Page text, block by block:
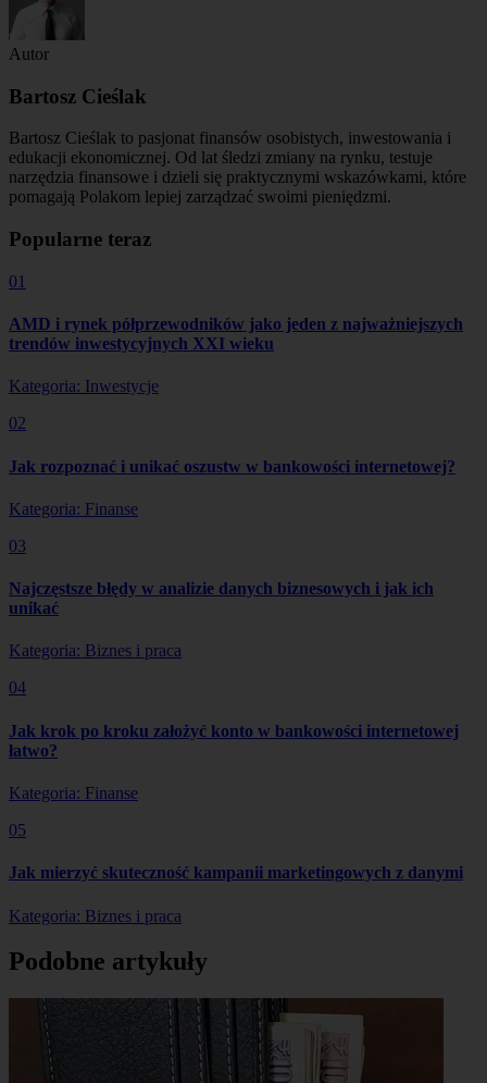
Autor
Bartosz Cieślak
Bartosz Cieślak to pasjonat finansów osobistych, inwestowania i
edukacji ekonomicznej. Od lat śledzi zmiany na rynku, testuje
narzędzia finansowe i dzieli się praktycznymi wskazówkami, które
pomagają Polakom lepiej zarządzać swoimi pieniędzmi.
Popularne teraz
01
AMD i rynek półprzewodników jako jeden z najważniejszych
trendów inwestycyjnych XXI wieku
Kategoria: Inwestycje
02
Jak rozpoznać i unikać oszustw w bankowości internetowej?
Kategoria: Finanse
03
Najczęstsze błędy w analizie danych biznesowych i jak ich
unikać
Kategoria: Biznes i praca
04
Jak krok po kroku założyć konto w bankowości internetowej
łatwo?
Kategoria: Finanse
05
Jak mierzyć skuteczność kampanii marketingowych z danymi
Kategoria: Biznes i praca
Podobne artykuły